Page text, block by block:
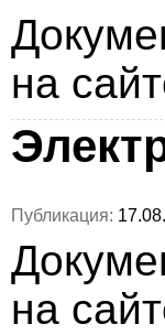
на
Публикация:
на